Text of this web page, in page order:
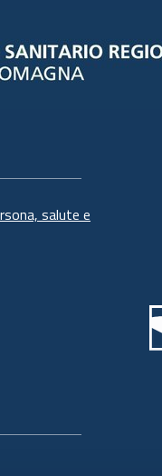
salute e